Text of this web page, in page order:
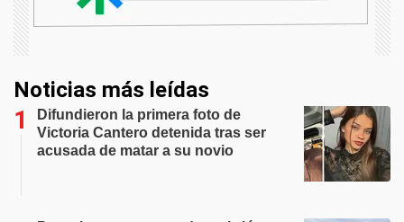
Noticias más leídas
Difundieron la primera foto de
Victoria Cantero detenida tras ser
acusada de matar a su novio